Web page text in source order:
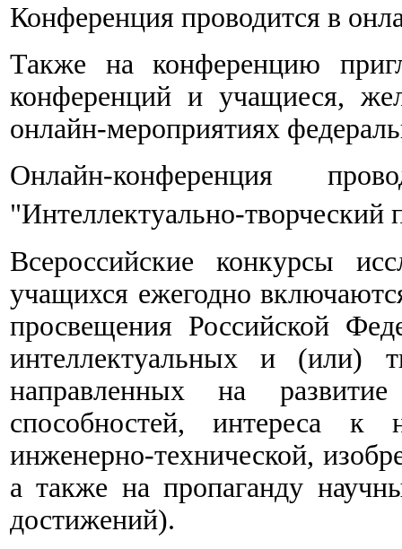
Конференция проводится в
Также на конференцию
конференций и учащиеся,
онлайн-мероприятиях
Онлайн-конференция
"Интеллектуально-творческий
Всероссийские конкурсы
учащихся ежегодно
просвещения Российской
интеллектуальных и (или)
направленных на
способностей, интереса к
инженерно-технической,
а также на пропаганду
достижений).